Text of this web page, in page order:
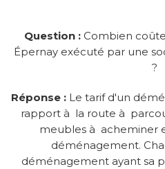
Question : Combien
Épernay exécuté par une
?
Réponse :Le tarif d'un
rapport à la route à
meubles à acheminer
déménagement.
déménagement ayant sa